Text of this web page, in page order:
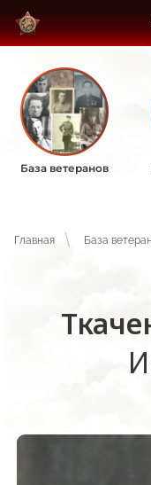
База ветеранов
Главная База